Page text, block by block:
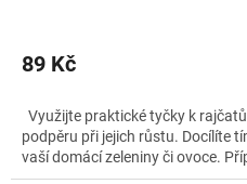
89 Kč
Využijte praktické tyčky k
podpěru při jejich růstu. Docílíte
vaší domácí zeleniny či ovoce.